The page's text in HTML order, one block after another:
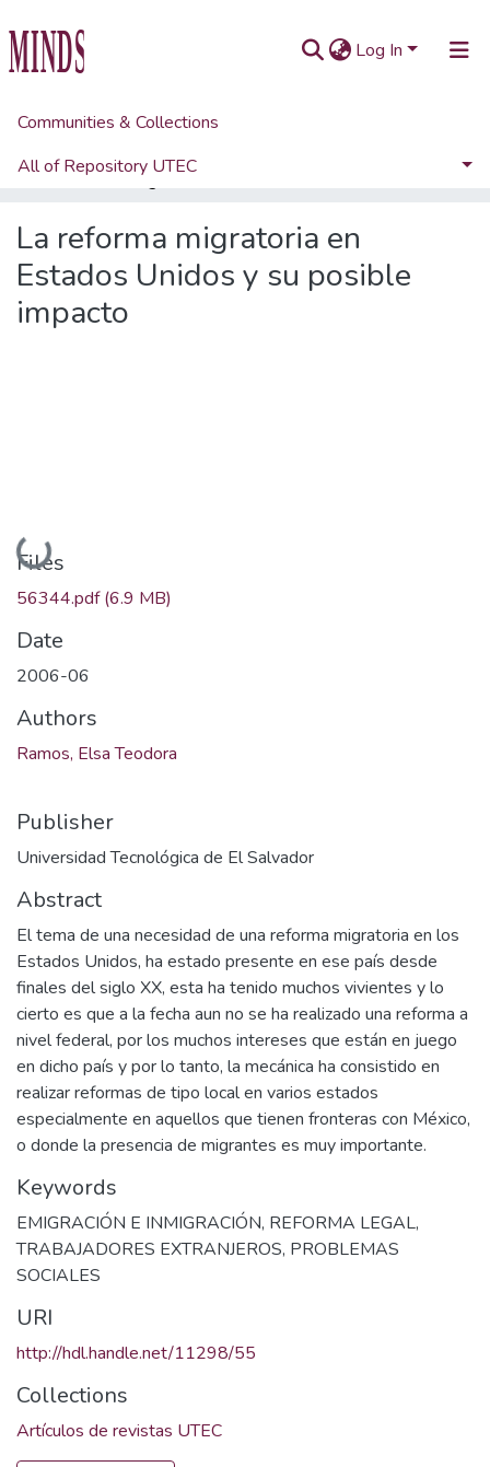
Log In
Communities & Collections
All of Repository UTEC
Home
Artículos de revistas UTEC
La reforma migratoria en
Estados Unidos y su posible
impacto
Loading...
Files
56344.pdf(6.9 MB)
Date
2006-06
Authors
Ramos, Elsa Teodora
Publisher
Universidad Tecnológica de El Salvador
Abstract
El tema de una necesidad de una reforma migratoria en los
Estados Unidos, ha estado presente en ese país desde
finales del siglo XX, esta ha tenido muchos vivientes y lo
cierto es que a la fecha aun no se ha realizado una reforma a
nivel federal, por los muchos intereses que están en juego
en dicho país y por lo tanto, la mecánica ha consistido en
realizar reformas de tipo local en varios estados
especialmente en aquellos que tienen fronteras con México,
o donde la presencia de migrantes es muy importante.
Keywords
EMIGRACIÓN E INMIGRACIÓN, REFORMA LEGAL,
TRABAJADORES EXTRANJEROS, PROBLEMAS
SOCIALES
URI
http://hdl.handle.net/11298/55
Collections
Artículos de revistas UTEC